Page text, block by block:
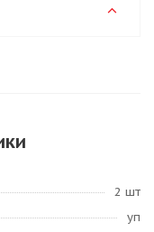
2 шт
уп